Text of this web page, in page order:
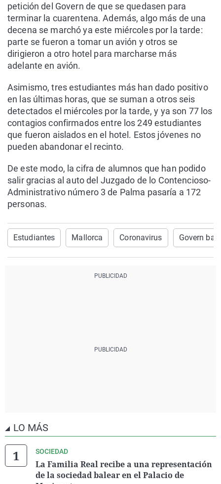
petición del Govern de que se quedasen para
terminar la cuarentena. Además, algo más de una
decena se marchó ya este miércoles por la tarde:
parte se fueron a tomar un avión y otros se
dirigieron a otro hotel para marcharse más
adelante en avión.
Asimismo, tres estudiantes más han dado positivo
en las últimas horas, que se suman a otros seis
detectados el miércoles por la tarde, y ya son 77 los
contagios confirmados entre los 249 estudiantes
que fueron aislados en el hotel. Estos jóvenes no
pueden abandonar el recinto.
De este modo, la cifra de alumnos que han podido
salir gracias al auto del Juzgado de lo Contencioso-
Administrativo número 3 de Palma pasaría a 172
personas.
Estudiantes Mallorca Coronavirus Govern
LO MÁS
SOCIEDAD
La Familia Real recibe a una representación
de la sociedad balear en el Palacio de